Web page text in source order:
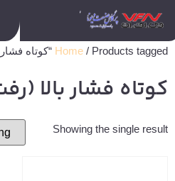
Home / Products tagged “کوتاه فشار بالا (رفت) تیبا (کروز2)”
کوتاه فشار بالا
Showing the single result